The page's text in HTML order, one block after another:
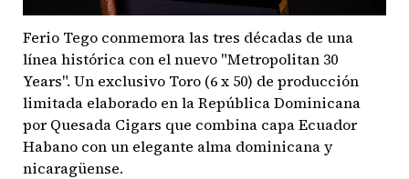
Ferio Tego conmemora las tres décadas de una
línea histórica con el nuevo "Metropolitan 30
Years". Un exclusivo Toro (6 x 50) de producción
limitada elaborado en la República Dominicana
por Quesada Cigars que combina capa Ecuador
Habano con un elegante alma dominicana y
nicaragüense.